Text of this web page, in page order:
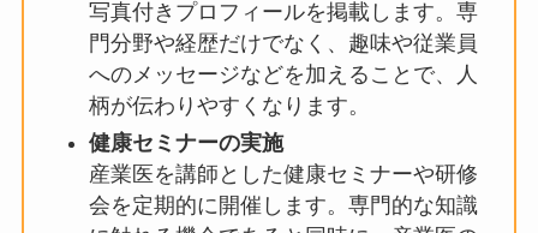
歩です。産業医が「顔の見える存在」になること
で、従業員は親近感を抱き、相談しやすさを感じ
ます。企業は積極的に情報開示の場を設けるべき
といえるでしょう。
信頼関係を築くための具体的な方法は、下記に整